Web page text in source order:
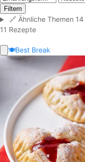
Filtern
🔗 Ähnliche Themen 14
11 Rezepte
🍽️Best Break